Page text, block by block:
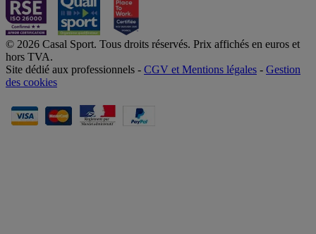
© 2026 Casal Sport. Tous droits réservés. Prix affichés en euros et
hors TVA.
Site dédié aux professionnels - CGV et Mentions légales - Gestion
des cookies